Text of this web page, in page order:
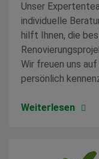
Unser
individuelle
hilft Ihnen, die
Wir freuen uns
persönlich
Weiterlesen